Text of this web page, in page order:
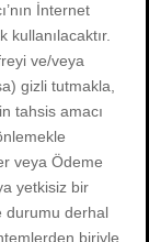
İnternet
kullanılacaktır.
ve/veya
gizli tutmakla,
tahsis amacı
veya Ödeme
yetkisiz bir
durumu derhal
biriyle